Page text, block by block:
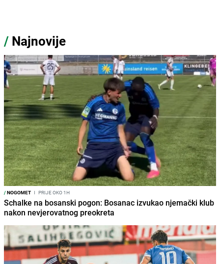
/ Najnovije
/NOGOMET I PRIJE OKO 1H
Schalke na bosanski pogon: Bosanac izvukao njemački klub
nakon nevjerovatnog preokreta